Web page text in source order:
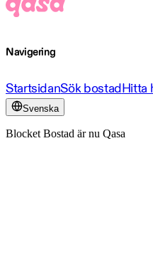
Navigering
StartsidanSök bostadHitta
Svenska
Blocket Bostad är nu Qasa